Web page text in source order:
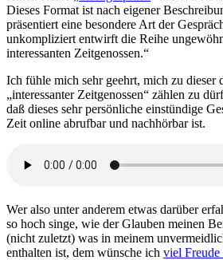
Dieses Format ist nach eigener
präsentiert eine besondere Art der
unkompliziert entwirft die Reihe
interessanten Zeitgenossen.“
Ich fühle mich sehr geehrt, mich zu dieser
„interessanter Zeitgenossen“ zählen zu
daß dieses sehr persönliche einstündige
Zeit online abrufbar und nachhörbar ist.
Wer also unter anderem etwas darüber
so hoch singe, wie der Glauben meinen
(nicht zuletzt) was in meinem
enthalten ist, dem wünsche ich viel Freude